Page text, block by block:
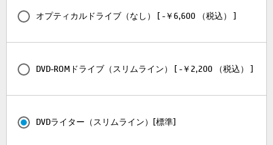
オプティカルドライブ（なし） [ -￥6,600 （税込） ]
DVD-ROMドライブ（スリムライン） [ -￥2,200 （税込） ]
DVDライター（スリムライン）[標準]